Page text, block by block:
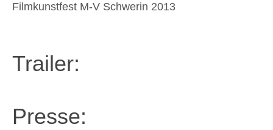
Filmkunstfest M-V Schwerin 2013
Trailer:
Presse: